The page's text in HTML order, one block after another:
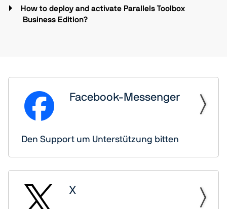
How to deploy and activate Parallels Toolbox
Business Edition?
Facebook-Messenger
Den Support um Unterstützung bitten
X